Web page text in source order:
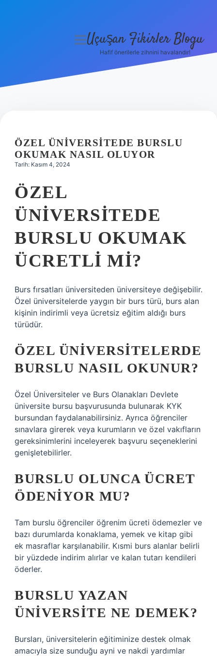
Hakkımızda
menüyü
Uçuşan Fikirler Blogu
Hafif önerilerle zihnini havalandır!
ÖZEL ÜNIVERSITEDE BURSLU
OKUMAK NASIL OLUYOR
Tarih: Kasım 4, 2024
ÖZEL
ÜNIVERSITEDE
BURSLU OKUMAK
ÜCRETLI MI?
Burs fırsatları üniversiteden üniversiteye değişebilir.
Özel üniversitelerde yaygın bir burs türü, burs alan
kişinin indirimli veya ücretsiz eğitim aldığı burs
türüdür.
ÖZEL ÜNIVERSITELERDE
BURSLU NASIL OKUNUR?
Özel Üniversiteler ve Burs Olanakları Devlete
üniversite bursu başvurusunda bulunarak KYK
bursundan faydalanabilirsiniz. Ayrıca öğrenciler
sınavlara girerek veya kurumların ve özel vakıfların
gereksinimlerini inceleyerek başvuru seçeneklerini
genişletebilirler.
BURSLU OLUNCA ÜCRET
ÖDENIYOR MU?
Tam burslu öğrenciler öğrenim ücreti ödemezler ve
bazı durumlarda konaklama, yemek ve kitap gibi
ek masraflar karşılanabilir. Kısmi burs alanlar belirli
bir yüzdede indirim alırlar ve kalan tutarı kendileri
öderler.
BURSLU YAZAN
ÜNIVERSITE NE DEMEK?
Bursları, üniversitelerin eğitiminize destek olmak
amacıyla size sunduğu ayni ve nakdi yardımlar